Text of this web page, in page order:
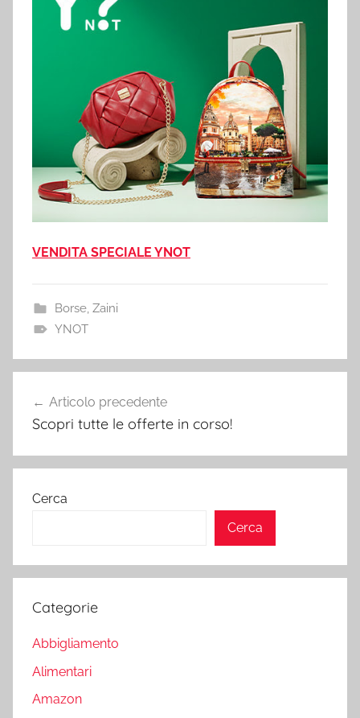
VENDITA SPECIALE YNOT
Borse, Zaini
YNOT
articoli
Articolo precedente
Scopri tutte le offerte in corso!
Cerca
Cerca
Categorie
Abbigliamento
Alimentari
Amazon